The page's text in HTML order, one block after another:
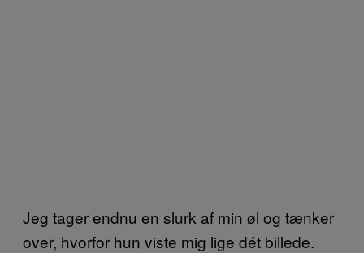
Jeg tager endnu en slurk af min øl og tænker
over, hvorfor hun viste mig lige dét billede.